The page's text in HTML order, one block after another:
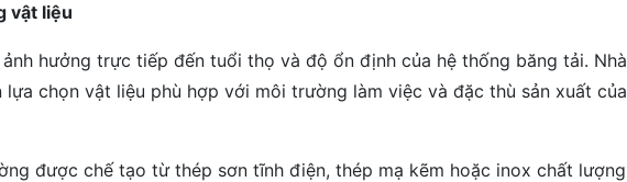
vật liệu
hưởng trực tiếp đến tuổi thọ và độ ổn định của hệ thống băng tải. Nhà
lựa chọn vật liệu phù hợp với môi trường làm việc và đặc thù sản xuất của
được chế tạo từ thép sơn tĩnh điện, thép mạ kẽm hoặc inox chất lượng